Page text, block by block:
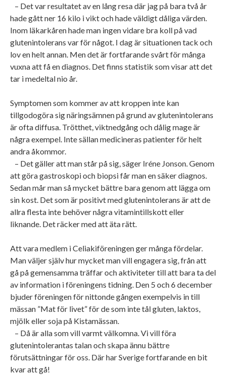
– Det var resultatet av en lång resa där jag på bara två år
hade gått ner 16 kilo i vikt och hade väldigt dåliga värden.
Inom läkarkåren hade man ingen vidare bra koll på vad
glutenintolerans var för något. I dag är situationen tack och
lov en helt annan. Men det är fortfarande svårt för många
vuxna att få en diagnos. Det finns statistik som visar att det
tar i medeltal nio år.
Symptomen som kommer av att kroppen inte kan
tillgodogöra sig näringsämnen på grund av glutenintolerans
är ofta diffusa. Trötthet, viktnedgång och dålig mage är
några exempel. Inte sällan medicineras patienter för helt
andra åkommor.
– Det gäller att man står på sig, säger Iréne Jonson. Genom
att göra gastroskopi och biopsi får man en säker diagnos.
Sedan mår man så mycket bättre bara genom att lägga om
sin kost. Det som är positivt med glutenintolerans är att de
allra flesta inte behöver några vitamintillskott eller
liknande. Det räcker med att äta rätt.
Att vara medlem i Celiakiföreningen ger många fördelar.
Man väljer själv hur mycket man vill engagera sig, från att
gå på gemensamma träffar och aktiviteter till att bara ta del
av information i föreningens tidning. Den 5 och 6 december
bjuder föreningen för nittonde gången exempelvis in till
mässan ”Mat för livet” för de som inte tål gluten, laktos,
mjölk eller soja på Kistamässan.
– Då är alla som vill varmt välkomna. Vi vill föra
glutenintolerantas talan och skapa ännu bättre
förutsättningar för oss. Där har Sverige fortfarande en bit
kvar att gå!